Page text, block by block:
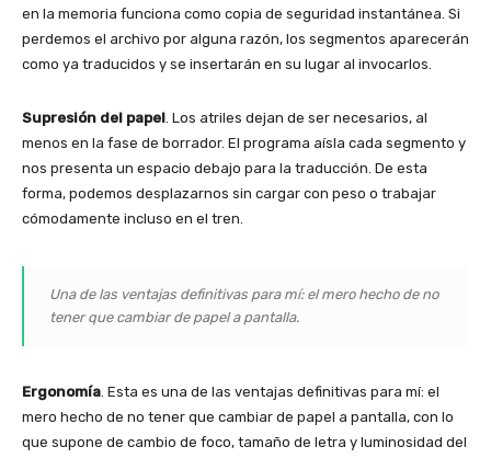
en la memoria funciona como copia de seguridad instantánea. Si
perdemos el archivo por alguna razón, los segmentos aparecerán
como ya traducidos y se insertarán en su lugar al invocarlos.
Supresión del papel . Los atriles dejan de ser necesarios, al
menos en la fase de borrador. El programa aísla cada segmento y
nos presenta un espacio debajo para la traducción. De esta
forma, podemos desplazarnos sin cargar con peso o trabajar
cómodamente incluso en el tren.
Una de las ventajas definitivas para mí: el mero hecho de no
tener que cambiar de papel a pantalla.
Ergonomía . Esta es una de las ventajas definitivas para mí: el
mero hecho de no tener que cambiar de papel a pantalla, con lo
que supone de cambio de foco, tamaño de letra y luminosidad del